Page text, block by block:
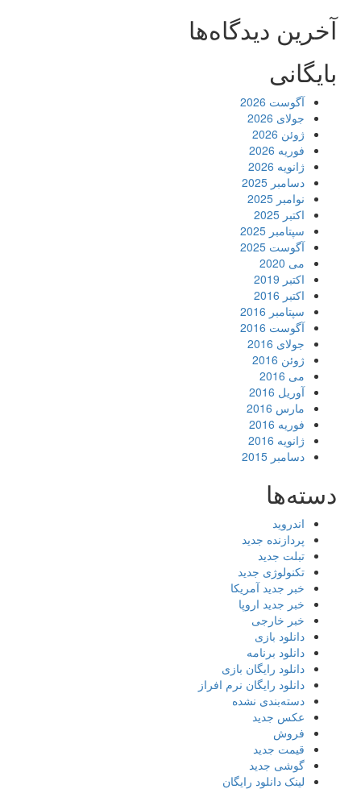
آخرین دیدگاه‌ها
بایگانی
آگوست 2026
جولای 2026
ژوئن 2026
فوریه 2026
ژانویه 2026
دسامبر 2025
نوامبر 2025
اکتبر 2025
سپتامبر 2025
آگوست 2025
می 2020
اکتبر 2019
اکتبر 2016
سپتامبر 2016
آگوست 2016
جولای 2016
ژوئن 2016
می 2016
آوریل 2016
مارس 2016
فوریه 2016
ژانویه 2016
دسامبر 2015
دسته‌ها
اندروید
پردازنده جدید
تبلت جدید
تکنولوژی جدید
خبر جدید آمریکا
خبر جدید اروپا
خبر خارجی
دانلود بازی
دانلود برنامه
دانلود رایگان بازی
دانلود رایگان نرم افراز
دسته‌بندی نشده
عکس جدید
فروش
قیمت جدید
گوشی جدید
لینک دانلود رایگان